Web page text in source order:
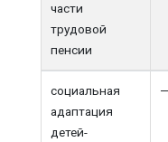
части
трудовой
пенсии
социальная
адаптация
детей-
—